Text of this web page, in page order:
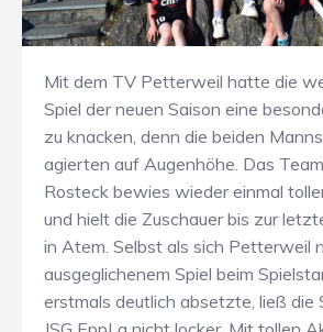
Mit dem TV Petterweil hatte die
Spiel der neuen Saison eine
zu knacken, denn die beiden
agierten auf Augenhöhe. Das
Rosteck bewies wieder einmal
und hielt die Zuschauer bis zur
in Atem. Selbst als sich Petterweil
ausgeglichenem Spiel beim
erstmals deutlich absetzte, ließ die